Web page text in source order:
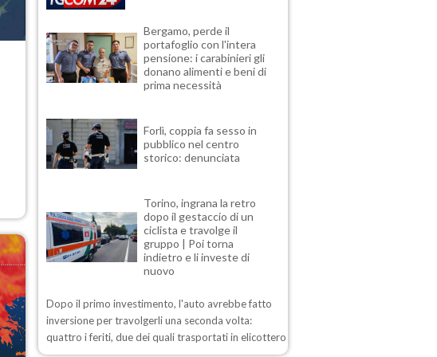
Bergamo, perde il
portafoglio con l'intera
pensione: i carabinieri gli
donano alimenti e beni di
prima necessità
Forlì, coppia fa sesso in
pubblico nel centro
storico: denunciata
Torino, ingrana la retro
dopo il gestaccio di un
ciclista e travolge il
gruppo | Poi torna
indietro e li investe di
nuovo
Dopo il primo investimento, l'auto avrebbe fatto
inversione per travolgerli una seconda volta:
quattro i feriti, due dei quali trasportati in elicottero